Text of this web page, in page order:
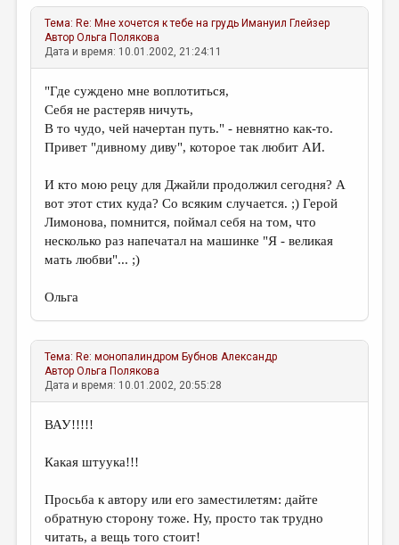
Тема: Re: Мне хочется к тебе на грудь Имануил Глейзер
АвторОльга Полякова
Дата и время: 10.01.2002, 21:24:11
"Где суждено мне воплотиться,
Себя не растеряв ничуть,
В то чудо, чей начертан путь." - невнятно как-то.
Привет "дивному диву", которое так любит АИ.
И кто мою рецу для Джайли продолжил сегодня? А
вот этот стих куда? Со всяким случается. ;) Герой
Лимонова, помнится, поймал себя на том, что
несколько раз напечатал на машинке "Я - великая
мать любви"... ;)
Ольга
Тема: Re: монопалиндром Бубнов Александр
АвторОльга Полякова
Дата и время: 10.01.2002, 20:55:28
ВАУ!!!!!
Какая штуука!!!
Просьба к автору или его заместилетям: дайте
обратную сторону тоже. Ну, просто так трудно
читать, а вещь того стоит!